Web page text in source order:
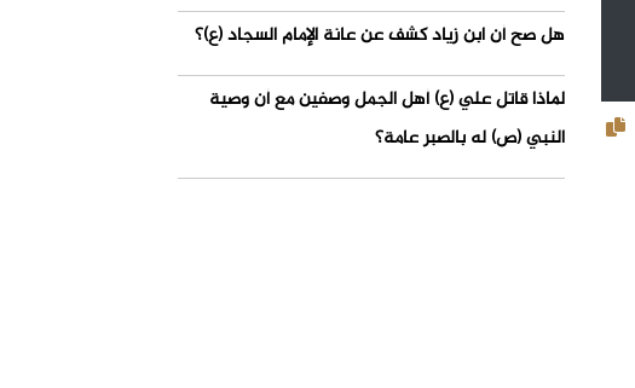
هل صح أن ابن زياد كشف عن عانة الإمام السجاد (ع)؟
لماذا قاتل علي (ع) أهل الجمل وصفين مع أن وصية
النبي (ص) له بالصبر عامة؟